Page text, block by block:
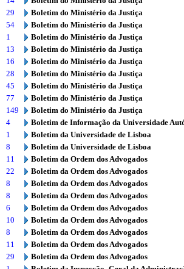
29
Boletim do Ministério da Justiça
54
Boletim do Ministério da Justiça
1
Boletim do Ministério da Justiça
13
Boletim do Ministério da Justiça
16
Boletim do Ministério da Justiça
28
Boletim do Ministério da Justiça
45
Boletim do Ministério da Justiça
77
Boletim do Ministério da Justiça
149
Boletim do Ministério da Justiça
4
Boletim de Informação da Universidade
1
Boletim da Universidade de Lisboa
8
Boletim da Universidade de Lisboa
11
Boletim da Ordem dos Advogados
22
Boletim da Ordem dos Advogados
8
Boletim da Ordem dos Advogados
8
Boletim da Ordem dos Advogados
6
Boletim da Ordem dos Advogados
10
Boletim da Ordem dos Advogados
8
Boletim da Ordem dos Advogados
11
Boletim da Ordem dos Advogados
29
Boletim da Ordem dos Advogados